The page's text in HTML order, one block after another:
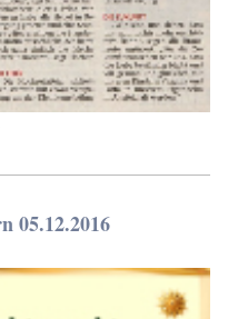
05.12.2016